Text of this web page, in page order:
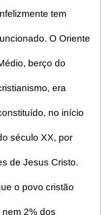
tem
O Oriente
berço do
era
no início
século XX, por
de Jesus Cristo.
o povo cristão
2% dos